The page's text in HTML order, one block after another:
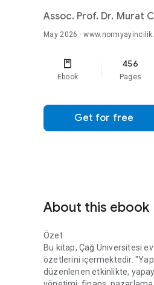
Assoc. Prof. Dr. Murat
May 2026 ·
Ebook
456
Pages
Get for free
About this ebook
Özet
Bu kitap, Çağ Üniversitesi
özetlerini içermektedir.
düzenlenen etkinlikte, yapay